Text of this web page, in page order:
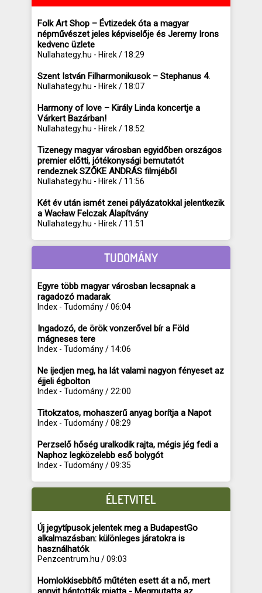
Folk Art Shop – Évtizedek óta a magyar
népművészet jeles képviselője és Jeremy Irons
kedvenc üzlete
Nullahategy.hu - Hírek / 18:29
Szent István Filharmonikusok – Stephanus 4.
Nullahategy.hu - Hírek / 18:07
Harmony of love – Király Linda koncertje a
Várkert Bazárban!
Nullahategy.hu - Hírek / 18:52
Tizenegy magyar városban egyidőben országos
premier előtti, jótékonysági bemutatót
rendeznek SZŐKE ANDRÁS filmjéből
Nullahategy.hu - Hírek / 11:56
Két év után ismét zenei pályázatokkal jelentkezik
a Wacław Felczak Alapítvány
Nullahategy.hu - Hírek / 11:51
TUDOMÁNY
Egyre több magyar városban lecsapnak a
ragadozó madarak
Index - Tudomány / 06:04
Ingadozó, de örök vonzerővel bír a Föld
mágneses tere
Index - Tudomány / 14:06
Ne ijedjen meg, ha lát valami nagyon fényeset az
éjjeli égbolton
Index - Tudomány / 22:00
Titokzatos, mohaszerű anyag borítja a Napot
Index - Tudomány / 08:29
Perzselő hőség uralkodik rajta, mégis jég fedi a
Naphoz legközelebb eső bolygót
Index - Tudomány / 09:35
ÉLETVITEL
Új jegytípusok jelentek meg a BudapestGo
alkalmazásban: különleges járatokra is
használhatók
Penzcentrum.hu / 09:03
Homlokkisebbítő műtéten esett át a nő, mert